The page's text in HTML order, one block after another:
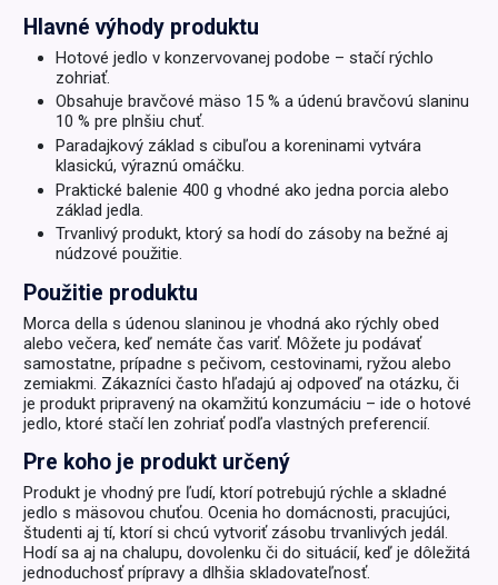
Hlavné výhody produktu
Hotové jedlo v konzervovanej podobe – stačí rýchlo
zohriať.
Obsahuje bravčové mäso 15 % a údenú bravčovú slaninu
10 % pre plnšiu chuť.
Paradajkový základ s cibuľou a koreninami vytvára
klasickú, výraznú omáčku.
Praktické balenie 400 g vhodné ako jedna porcia alebo
základ jedla.
Trvanlivý produkt, ktorý sa hodí do zásoby na bežné aj
núdzové použitie.
Použitie produktu
Morca della s údenou slaninou je vhodná ako rýchly obed
alebo večera, keď nemáte čas variť. Môžete ju podávať
samostatne, prípadne s pečivom, cestovinami, ryžou alebo
zemiakmi. Zákazníci často hľadajú aj odpoveď na otázku, či
je produkt pripravený na okamžitú konzumáciu – ide o hotové
jedlo, ktoré stačí len zohriať podľa vlastných preferencií.
Pre koho je produkt určený
Produkt je vhodný pre ľudí, ktorí potrebujú rýchle a skladné
jedlo s mäsovou chuťou. Ocenia ho domácnosti, pracujúci,
študenti aj tí, ktorí si chcú vytvoriť zásobu trvanlivých jedál.
Hodí sa aj na chalupu, dovolenku či do situácií, keď je dôležitá
jednoduchosť prípravy a dlhšia skladovateľnosť.